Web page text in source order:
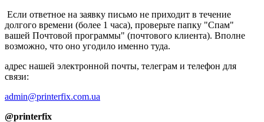
Если ответное на заявку письмо не приходит в течение
долгого времени (более 1 часа), проверьте папку "Спам"
вашей Почтовой программы" (почтового клиента). Вполне
возможно, что оно угодило именно туда.
адрес нашей электронной почты, телеграм и телефон для
связи:
admin@printerfix.com.ua
@printerfix